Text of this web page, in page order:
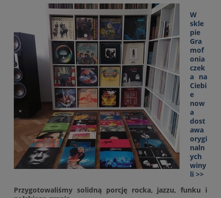
W
skle
pie
Gra
mof
onia
czek
a na
Ciebi
e
now
a
dost
awa
orygi
naln
ych
winy
li >>
Przygotowaliśmy solidną porcję rocka, jazzu, funku i